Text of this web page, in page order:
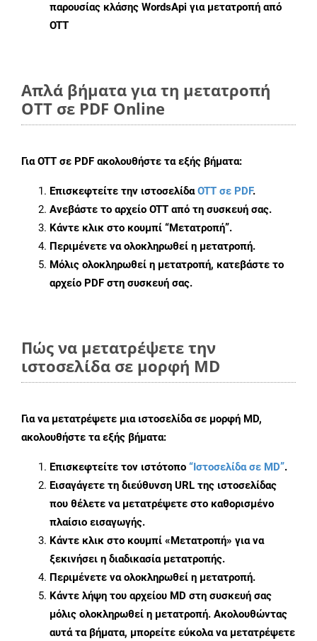
παρουσίας κλάσης WordsApi για μετατροπή από
OTT
Απλά βήματα για τη μετατροπή
OTT σε PDF Online
ΓιαOTT σε PDF ακολουθήστε τα εξής βήματα:
Επισκεφτείτε την ιστοσελίδαOTT σε PDF.
Ανεβάστε το αρχείο OTT από τη συσκευή σας.
Κάντε κλικ στο κουμπί “Μετατροπή”.
Περιμένετε να ολοκληρωθεί η μετατροπή.
Μόλις ολοκληρωθεί η μετατροπή, κατεβάστε το
αρχείο PDF στη συσκευή σας.
Πώς να μετατρέψετε την
ιστοσελίδα σε μορφή MD
Για να μετατρέψετε μια ιστοσελίδα σε μορφή MD,
ακολουθήστε τα εξής βήματα:
Επισκεφτείτε τον ιστότοπο “Ιστοσελίδα σε MD”.
Εισαγάγετε τη διεύθυνση URL της ιστοσελίδας
που θέλετε να μετατρέψετε στο καθορισμένο
πλαίσιο εισαγωγής.
Κάντε κλικ στο κουμπί «Μετατροπή» για να
ξεκινήσει η διαδικασία μετατροπής.
Περιμένετε να ολοκληρωθεί η μετατροπή.
Κάντε λήψη του αρχείου MD στη συσκευή σας
μόλις ολοκληρωθεί η μετατροπή. Ακολουθώντας
αυτά τα βήματα, μπορείτε εύκολα να μετατρέψετε